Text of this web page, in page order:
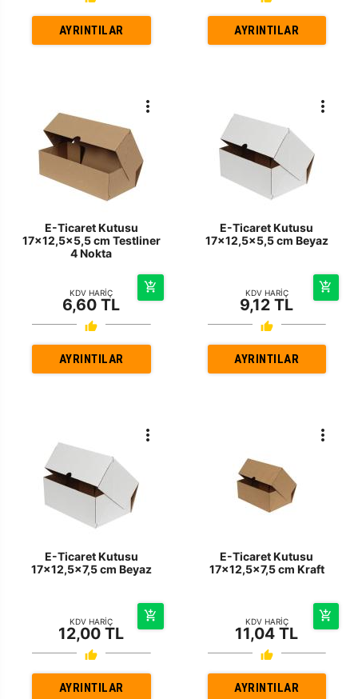
AYRINTILAR AYRINTILAR
E-Ticaret Kutusu
17x12,5x5,5 cm Testliner
4 Nokta
KDV HARİÇ
6,60 TL
AYRINTILAR
E-Ticaret Kutusu
17x12,5x5,5 cm Beyaz
KDV HARİÇ
9,12 TL
AYRINTILAR
E-Ticaret Kutusu
17x12,5x7,5 cm Beyaz
KDV HARİÇ
12,00 TL
AYRINTILAR
E-Ticaret Kutusu
17x12,5x7,5 cm Kraft
KDV HARİÇ
11,04 TL
AYRINTILAR